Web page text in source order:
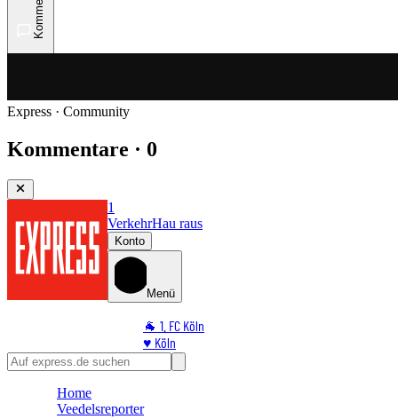
Express · Community
Kommentare · 0
1
VerkehrHau raus
Konto
Menü
🐐 1. FC Köln
♥️ Köln
⭐ Promi
🛒 Shoppingwelt
Home
Veedelsreporter